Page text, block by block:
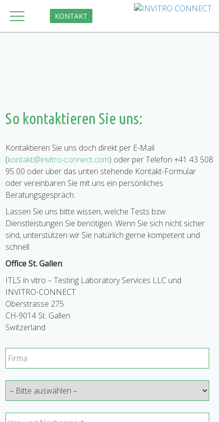
KONTAKT
So kontaktieren Sie uns:
Kontaktieren Sie uns doch direkt per E-Mail
(kontakt@invitro-connect.com) oder per Telefon +41 43 508
95 00 oder über das unten stehende Kontakt-Formular
oder vereinbaren Sie mit uns ein persönliches
Beratungsgespräch.
Lassen Sie uns bitte wissen, welche Tests bzw.
Dienstleistungen Sie benötigen. Wenn Sie sich nicht sicher
sind, unterstützen wir Sie natürlich gerne kompetent und
schnell.
Office St. Gallen:
ITLS in vitro – Testing Laboratory Services LLC und
INVITRO-CONNECT
Oberstrasse 275
CH-9014 St. Gallen
Switzerland